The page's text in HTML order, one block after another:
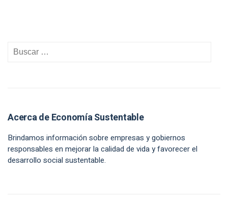
Acerca de Economía Sustentable
Brindamos información sobre empresas y gobiernos
responsables en mejorar la calidad de vida y favorecer el
desarrollo social sustentable.